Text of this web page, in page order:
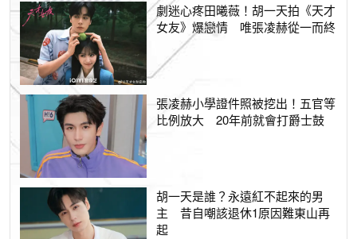
劇迷心疼田曦薇！胡一天拍《天才
女友》爆戀情 唯張凌赫從一而終
張凌赫小學證件照被挖出！五官等
比例放大 20年前就會打爵士鼓
胡一天是誰？永遠紅不起來的男
主 昔自嘲該退休1原因難東山再
起